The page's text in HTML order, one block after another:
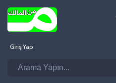
Giriş Yap